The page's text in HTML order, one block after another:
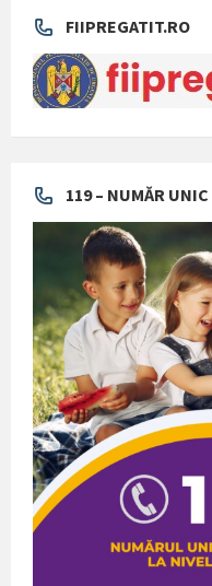
FIIPREGATIT.RO
119 – NUMĂR